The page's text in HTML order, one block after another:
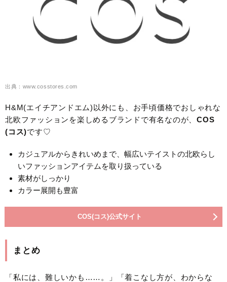
出典：www.cosstores.com
H&M(エイチアンドエム)以外にも、お手頃価格でおしゃれな
北欧ファッションを楽しめるブランドで有名なのが、 COS
(コス)です♡
カジュアルからきれいめまで、幅広いテイストの北欧らし
いファッションアイテムを取り扱っている
素材がしっかり
カラー展開も豊富
COS(コス)公式サイト
まとめ
「私には、難しいかも……。」「着こなし方が、わからな